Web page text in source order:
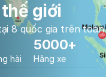
giới
8 quốc gia trên toàn
hài
5000+
Hãng xe